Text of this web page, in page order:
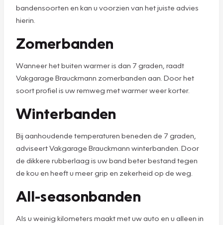
bandensoorten en kan u voorzien van het juiste advies
hierin.
Zomerbanden
Wanneer het buiten warmer is dan 7 graden, raadt
Vakgarage Brauckmann zomerbanden aan. Door het
soort profiel is uw remweg met warmer weer korter.
Winterbanden
Bij aanhoudende temperaturen beneden de 7 graden,
adviseert Vakgarage Brauckmann winterbanden. Door
de dikkere rubberlaag is uw band beter bestand tegen
de kou en heeft u meer grip en zekerheid op de weg.
All-seasonbanden
Als u weinig kilometers maakt met uw auto en u alleen in